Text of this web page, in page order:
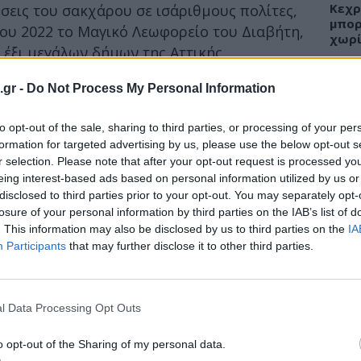
- Do Not Process My Personal Information
opt-out of the sale, sharing to third parties, or processing of your
for targeted advertising by us, please use the below opt-out
selection. Please note that after your opt-out request is processed
interest-based ads based on personal information utilized by us
to third parties prior to your opt-out. You may separately
of your personal information by third parties on the IAB’s list of
This information may also be disclosed by us to third parties on the
Participants that may further disclose it to other third parties.
Data Processing Opt Outs
opt-out of the Sharing of my personal data.
του σακχάρου σε ισάριθμους πολίτες,
2022 το Μαγικό Λεωφορείο του Διαβήτη,
μεγάλων δήμων της Αττικής.
Οδηγό το Διαβήτη» κατάφερε εντός
περιστατικά διαβήτη, με επίπεδα
mg/dl! Ανίχνευσε επίσης τρία
νευροπάθειας.
της Αττικής τα μηνύματα της
χρώμα, μουσική, παιχνίδια και
μικρούς επισκέπτες να μετρηθούν. Οι